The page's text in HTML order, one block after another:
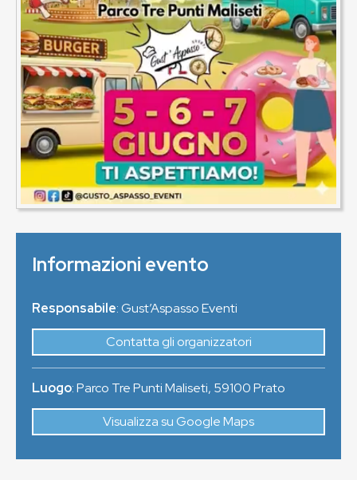
Informazioni evento
Responsabile: Gust’Aspasso Eventi
Contatta gli organizzatori
Luogo:Parco Tre Punti Maliseti, 59100Prato
Visualizza su Google Maps